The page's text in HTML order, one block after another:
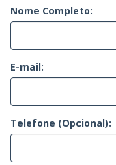
Nome Completo:
E-mail:
Telefone (Opcional):